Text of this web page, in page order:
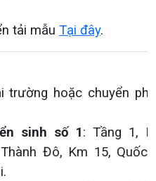
tải mẫu Tại đây.
trường hoặc chuyển
sinh số 1: Tầng 1,
Đô, Km 15, Quốc